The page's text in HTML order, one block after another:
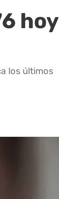
hoy
los últimos